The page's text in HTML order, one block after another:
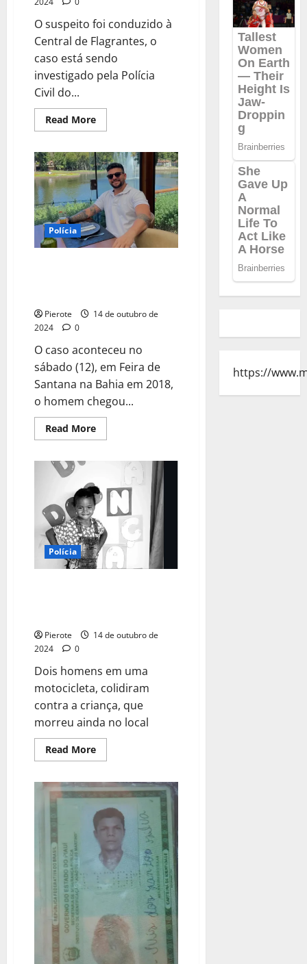
O suspeito foi conduzido à
Central de Flagrantes, o
caso está sendo
investigado pela Polícia
Civil do...
Read MoreRead
more
Padrasto
suspeito
de
estuprar
enteada
de
dois
anos
é
preso
Polícia
Pierote
14 de outubro de
2024
0
O caso aconteceu no
sábado (12), em Feira de
Santana na Bahia em 2018,
o homem chegou...
Read MoreRead
more
Homem
morto
a
tiros
após
fugir
de
blitz
na
Bahia
Polícia
Pierote
14 de outubro de
2024
0
Dois homens em uma
motocicleta, colidiram
contra a criança, que
morreu ainda no local
Read MoreRead
more
Criança
de
quatro
anos
morre
ao
ser
atropelada
por
moto
no
MA
https://